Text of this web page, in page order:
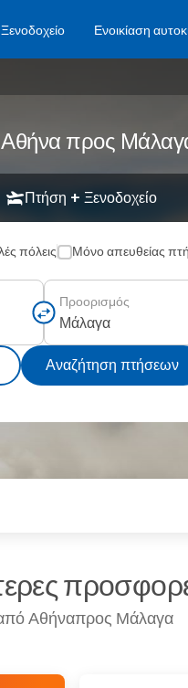
Ενοικίαση
Αθήνα προς
Πτήση + Ξενοδοχείο
πόλεις Μόνο απευθείας
Προορισμός
Αναζήτηση πτήσεων
από Αθήναπρος Μάλαγα